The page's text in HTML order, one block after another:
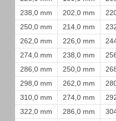
238,0 mm
202,0 mm
250,0 mm
214,0 mm
262,0 mm
226,0 mm
274,0 mm
238,0 mm
286,0 mm
250,0 mm
298,0 mm
262,0 mm
310,0 mm
274,0 mm
322,0 mm
286,0 mm